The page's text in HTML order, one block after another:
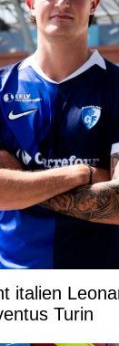
italien
Turin